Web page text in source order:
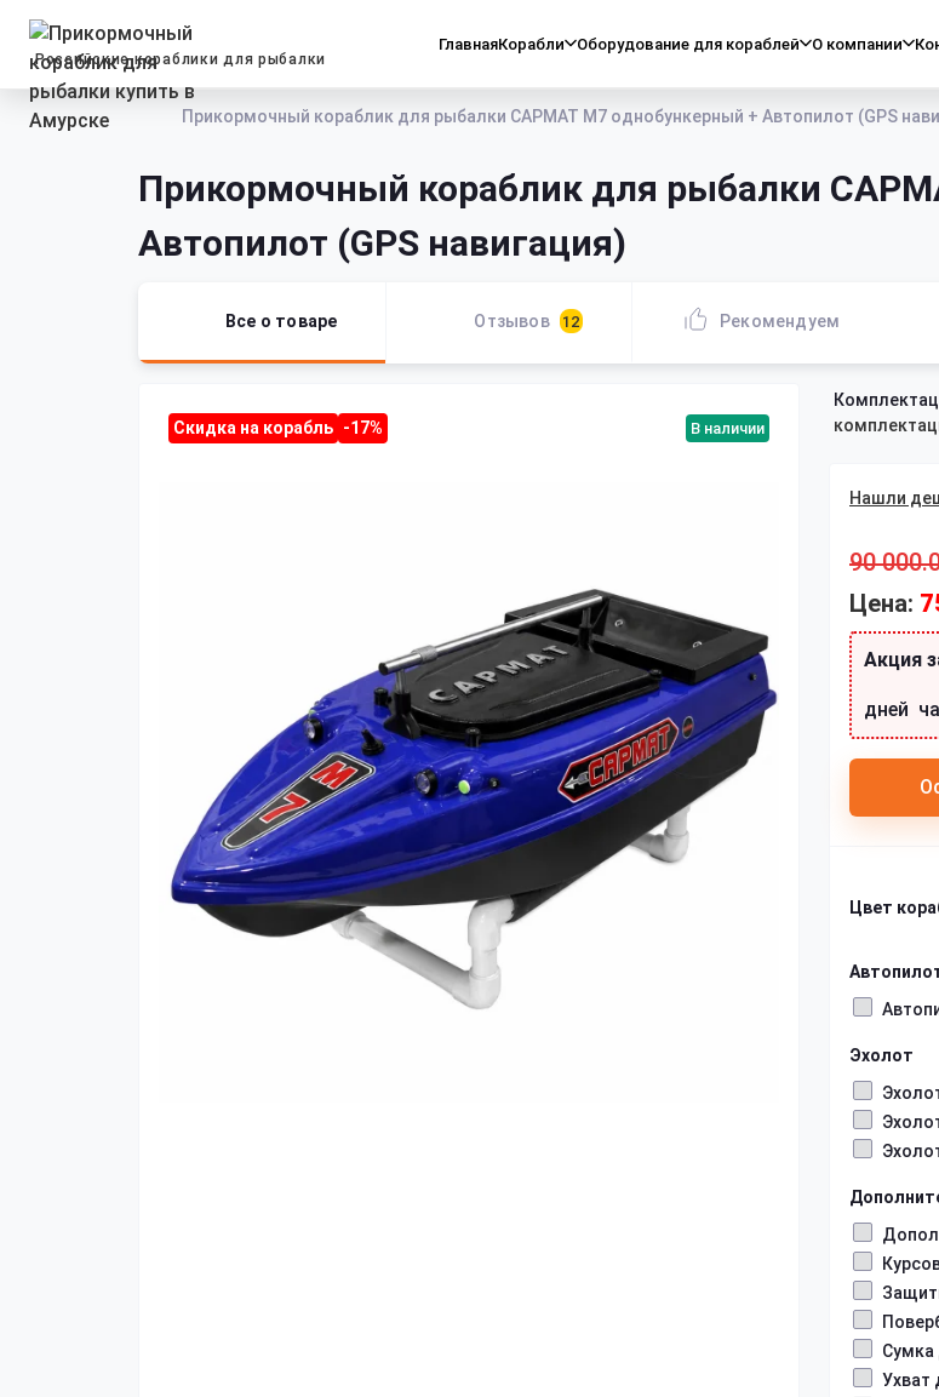
Российские кораблики для рыбалки
ГлавнаяКорабли Оборудование для кораблей О компании
Прикормочный кораблик для рыбалки САРМАТ М7 однобункерный + Автопилот (GPS
Прикормочный кораблик для рыбалки
Автопилот (GPS навигация)
Все о товаре Отзывов 12 Рекомендуем
Скидка на корабль -17% В наличии
Нашли
90
Акция
дней
Цвет
Эхолот
Сумка
Ухват